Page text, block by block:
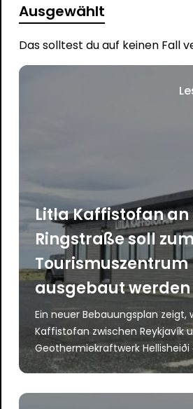
Ausgewählt
Das solltest du auf keinen Fall
Litla Kaffistofan an
Ringstraße soll
Tourismuszentrum
ausgebaut werden
Ein neuer Bebauungsplan zeigt,
Kaffistofan zwischen Reykjavík
Geothermiekraftwerk Hellisheiði